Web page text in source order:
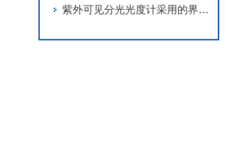
紫外可见分光光度计采用的界面是集成式界面